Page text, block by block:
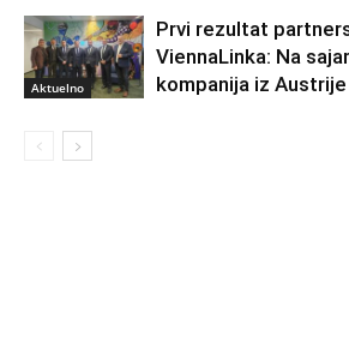
Aktuelno
Prvi rezultat
ViennaLinka: Na
kompanija iz Austrije